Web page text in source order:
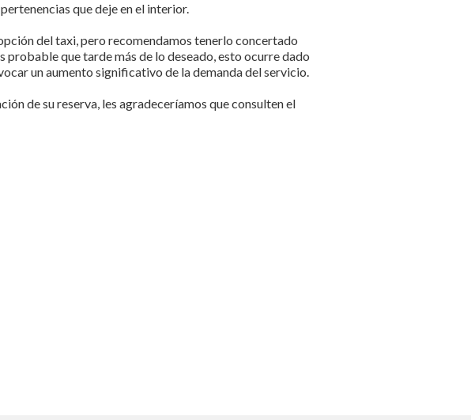
que deje en el interior.
del taxi, pero recomendamos tenerlo concertado
probable que tarde más de lo deseado, esto ocurre dado
un aumento significativo de la demanda del servicio.
de su reserva, les agradeceríamos que consulten el